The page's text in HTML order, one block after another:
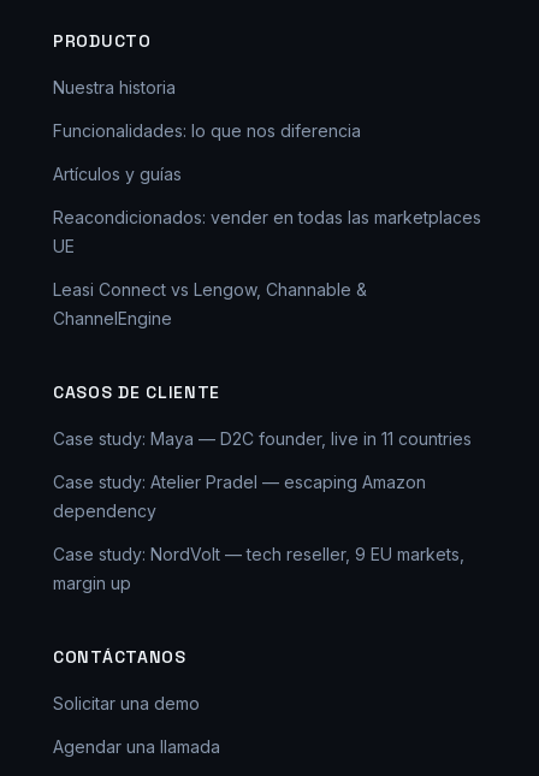
PRODUCTO
Nuestra historia
Funcionalidades: lo que nos diferencia
Artículos y guías
Reacondicionados: vender en todas las marketplaces
UE
Leasi Connect vs Lengow, Channable &
ChannelEngine
CASOS DE CLIENTE
Case study: Maya — D2C founder, live in 11 countries
Case study: Atelier Pradel — escaping Amazon
dependency
Case study: NordVolt — tech reseller, 9 EU markets,
margin up
CONTÁCTANOS
Solicitar una demo
Agendar una llamada